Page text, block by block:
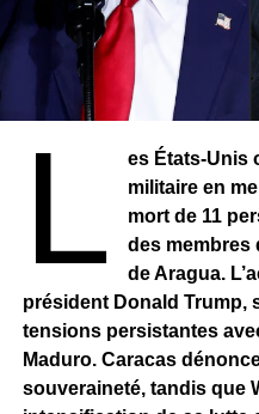
L
es États-Unis
militaire en
mort de 11
des membres
de Aragua.
président Donald Trump,
tensions persistantes
Maduro. Caracas
souveraineté, tandis que